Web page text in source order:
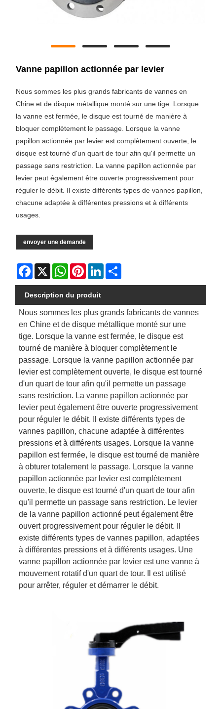
Vanne papillon actionnée par levier
Nous sommes les plus grands fabricants de vannes en
Chine et de disque métallique monté sur une tige. Lorsque
la vanne est fermée, le disque est tourné de manière à
bloquer complètement le passage. Lorsque la vanne
papillon actionnée par levier est complètement ouverte, le
disque est tourné d'un quart de tour afin qu'il permette un
passage sans restriction. La vanne papillon actionnée par
levier peut également être ouverte progressivement pour
réguler le débit. Il existe différents types de vannes papillon,
chacune adaptée à différentes pressions et à différents
usages.
envoyer une demande
Facebook
X WhatsAppPinterestLinkedIn
Description du produit
Nous sommes les plus grands fabricants de vannes
en Chine et de disque métallique monté sur une
tige. Lorsque la vanne est fermée, le disque est
tourné de manière à bloquer complètement le
passage. Lorsque la vanne papillon actionnée par
levier est complètement ouverte, le disque est tourné
d'un quart de tour afin qu'il permette un passage
sans restriction. La vanne papillon actionnée par
levier peut également être ouverte progressivement
pour réguler le débit. Il existe différents types de
vannes papillon, chacune adaptée à différentes
pressions et à différents usages. Lorsque la vanne
papillon est fermée, le disque est tourné de manière
à obturer totalement le passage. Lorsque la vanne
papillon actionnée par levier est complètement
ouverte, le disque est tourné d'un quart de tour afin
qu'il permette un passage sans restriction. Le levier
de la vanne papillon actionné peut également être
ouvert progressivement pour réguler le débit. Il
existe différents types de vannes papillon, adaptées
à différentes pressions et à différents usages. Une
vanne papillon actionnée par levier est une vanne à
mouvement rotatif d'un quart de tour. Il est utilisé
pour arrêter, réguler et démarrer le débit.